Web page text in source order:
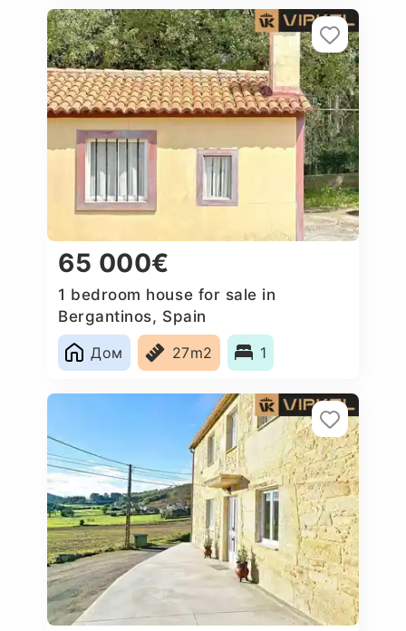
65 000€
1 bedroom house for sale in
Bergantinos, Spain
Дом
27m2 1